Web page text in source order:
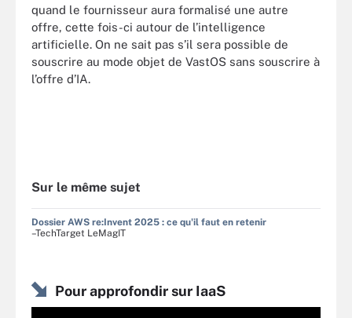
quand le fournisseur aura formalisé une autre
offre, cette fois-ci autour de l’intelligence
artificielle. On ne sait pas s’il sera possible de
souscrire au mode objet de VastOS sans souscrire à
l’offre d’IA.
Sur le même sujet
Dossier AWS re:Invent 2025 : ce qu'il faut en retenir
–TechTarget LeMagIT
Pour approfondir sur IaaS